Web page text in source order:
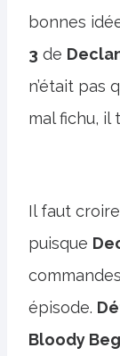
bonnes
3 de
n’était pas
mal fichu, il
Il faut croire
puisque
épisode.
Bloody